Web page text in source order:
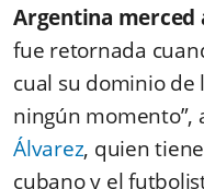
Argentina merced
fue retornada
cual su dominio de
ningún momento”,
Álvarez, quien
cubano y el